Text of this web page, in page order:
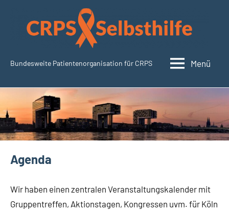
springen
CRPSSelbsthilfe.org
Bundesweite Patientenorganisation für CRPS Menü
Agenda
Wir haben einen zentralen Veranstaltungskalender mit
Gruppentreffen, Aktionstagen, Kongressen uvm. für Köln